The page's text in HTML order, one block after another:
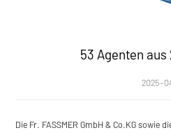
53 Agenten
2025-
Die Fr. FASSMER GmbH & Co.KG sowie